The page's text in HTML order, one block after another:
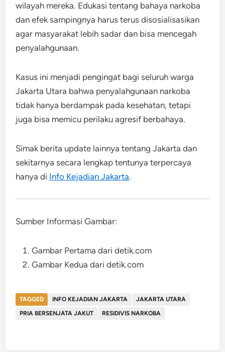
wilayah mereka. Edukasi tentang bahaya narkoba
dan efek sampingnya harus terus disosialisasikan
agar masyarakat lebih sadar dan bisa mencegah
penyalahgunaan.
Kasus ini menjadi pengingat bagi seluruh warga
Jakarta Utara bahwa penyalahgunaan narkoba
tidak hanya berdampak pada kesehatan, tetapi
juga bisa memicu perilaku agresif berbahaya.
Simak berita update lainnya tentang Jakarta dan
sekitarnya secara lengkap tentunya terpercaya
hanya di Info Kejadian Jakarta.
Sumber Informasi Gambar:
Gambar Pertama dari detik.com
Gambar Kedua dari detik.com
TAGGED INFO KEJADIAN JAKARTA
JAKARTA UTARA
PRIA BERSENJATA JAKUT
RESIDIVIS NARKOBA